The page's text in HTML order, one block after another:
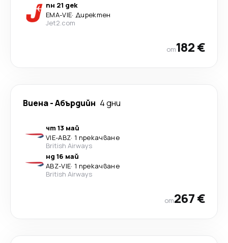
пн 21 дек
EMA-VIE· Директен
Jet2.com
от182 €
Виена-Абърдийн 4 дни
чт 13 май
VIE-ABZ· 1 прекачване
British Airways
нд 16 май
ABZ-VIE· 1 прекачване
British Airways
от267 €